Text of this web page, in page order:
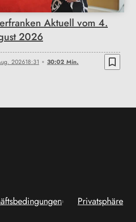
Aktuell vom 4.
2026
202618:31 30:02 Min. bookmark_border
Privatsphäre